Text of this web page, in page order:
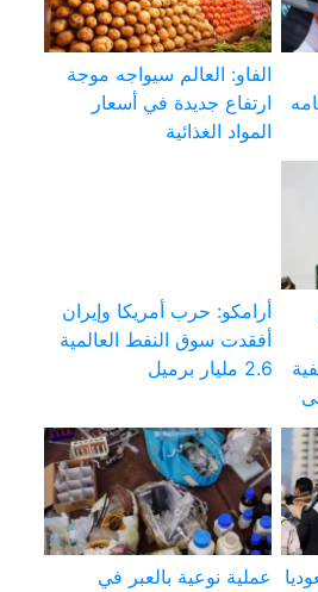
الفاو: العالم سيواجه موجة
ارتفاع جديدة في أسعار
المواد الغذائية
أرامكو: حرب أمريكا وإيران
أفقدت سوق النفط العالمية
2.6 مليار برميل
عملية نوعية بالعبر في